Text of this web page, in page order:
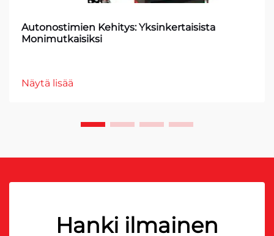
Autonostimien Kehitys: Yksinkertaisista
Monimutkaisiksi
Näytä lisää
Hanki ilmainen